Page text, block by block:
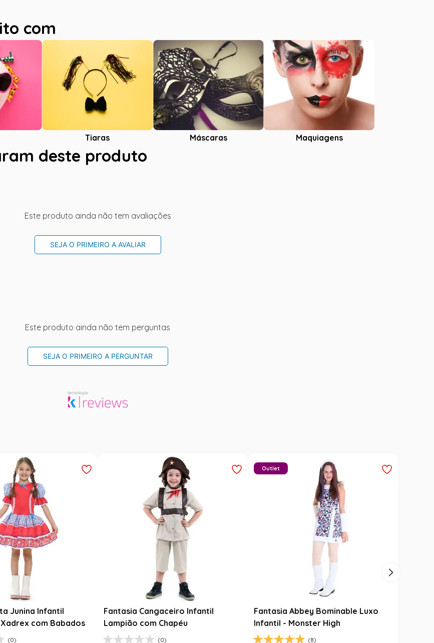
com
Tiaras Máscaras Maquiagens
deste produto
Este produto ainda não tem avaliações
SEJA O PRIMEIRO A AVALIAR
Este produto ainda não tem perguntas
SEJA O PRIMEIRO A PERGUNTAR
Junina Infantil
com Babados
(0)
Fantasia Cangaceiro Infantil
Lampião com Chapéu
(0)
Fantasia Abbey Bominable Luxo
Infantil - Monster High
(8)
Outlet